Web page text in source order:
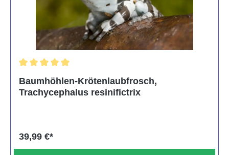
Baumhöhlen-Krötenlaubfrosch,
Trachycephalus resinifictrix
39,99 €*